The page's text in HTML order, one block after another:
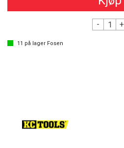
- +
11 på lager Fosen